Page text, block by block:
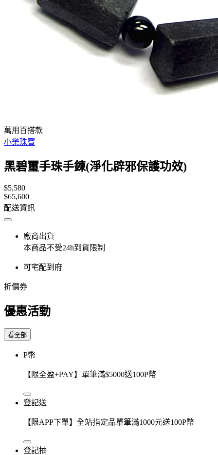
萬用百搭款
小樂珠寶
黑碧璽手珠手鍊(淨化辟邪保護功效)
$5,580
$65,600
配送資訊
廠商出貨
本商品不受24h到貨限制
可宅配到府
折價券
優惠活動
看全部
P幣
【限全盈+PAY】單筆滿$5000送100P幣
登記送
【限APP下單】全站指定品單筆滿1000元送100P幣
登記抽